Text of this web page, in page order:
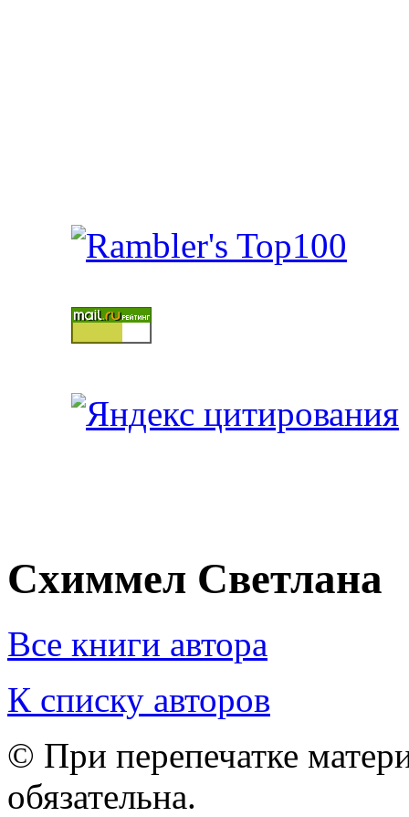
Схиммел Светлана
Все книги автора
К списку авторов
© При перепечатке
обязательна.